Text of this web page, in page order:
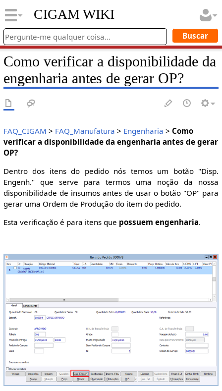
CIGAM WIKI
Como verificar a disponibilidade da
engenharia antes de gerar OP?
FAQ_CIGAM > FAQ_Manufatura > Engenharia > Como
verificar a disponibilidade da engenharia antes de gerar
OP?
Dentro dos itens do pedido nós temos um botão "Disp.
Engenh." que serve para termos uma noção da nossa
disponibilidade de insumos antes de usar o botão "OP" para
gerar uma Ordem de Produção do item do pedido.
Esta verificação é para itens que possuem engenharia.